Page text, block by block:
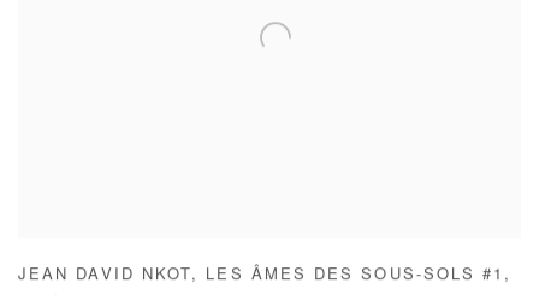
JEAN DAVID NKOT , LES ÂMES DES SOUS-SOLS #1 ,